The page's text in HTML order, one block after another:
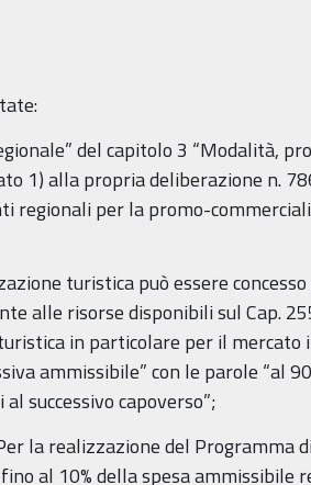
del capitolo 3 “Modalità,
1) alla propria deliberazione n.
regionali per la promo-
turistica può essere concesso
alle risorse disponibili sul Cap.
in particolare per il mercato
ammissibile” con le parole “al
successivo capoverso”;
la realizzazione del Programma
al 10% della spesa ammissibile